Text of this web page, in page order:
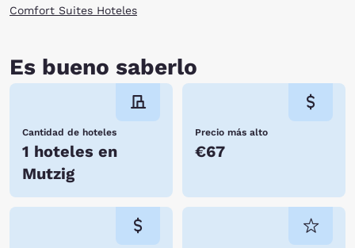
Comfort Suites Hoteles
Es bueno saberlo
Cantidad de hoteles
1 hoteles en
Mutzig
Precio más alto
€67